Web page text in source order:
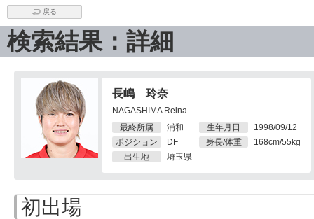
戻る
検索結果：詳細
長嶋 玲奈
NAGASHIMA Reina
最終所属
浦和
ポジション
DF
出生地
埼玉県
生年月日
1998/09/12
身長/体重
168cm/55kg
初出場